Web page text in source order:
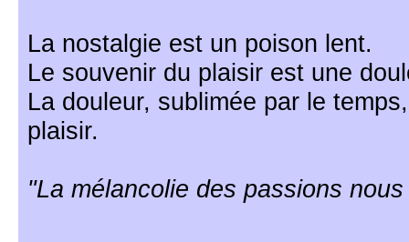
La nostalgie est un poison lent.
Le souvenir du plaisir est une
La douleur, sublimée par le
plaisir.
"La mélancolie des passions